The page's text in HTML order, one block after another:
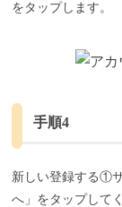
をタップします。
手順4
新しい登録する①
へ」をタップして